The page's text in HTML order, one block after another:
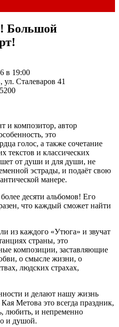
Большой
в 19:00
ул. Сталеваров 41
и композитор, автор
это
голос, а также сочетание
текстов и классических
от души и для души, не
эстрады, и подаёт свою
манере.
десяти альбомов! Его
что каждый сможет найти
из каждого «Утюга» и звучат
страны, это
композиции, заставляющие
о смысле жизни, о
людских страхах,
и делают нашу жизнь
Метова это всегда праздник,
любить, и непременно
и душой.